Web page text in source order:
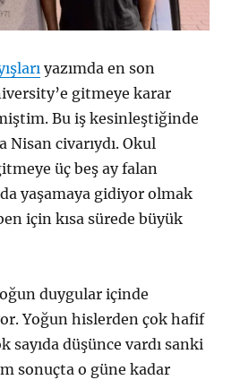
yazımda en son
gitmeye karar
Bu iş kesinleştiğinde
civarıydı. Okul
üç beş ay falan
yaşamaya gidiyor olmak
için kısa sürede büyük
duygular içinde
Yoğun hislerden çok hafif
sayıda düşünce vardı sanki
sonuçta o güne kadar